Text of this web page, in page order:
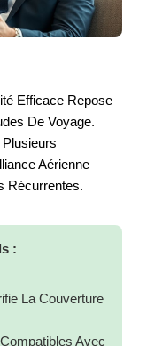
Efficace Repose
De Voyage.
Aérienne
Récurrentes.
:
La Couverture
Avec